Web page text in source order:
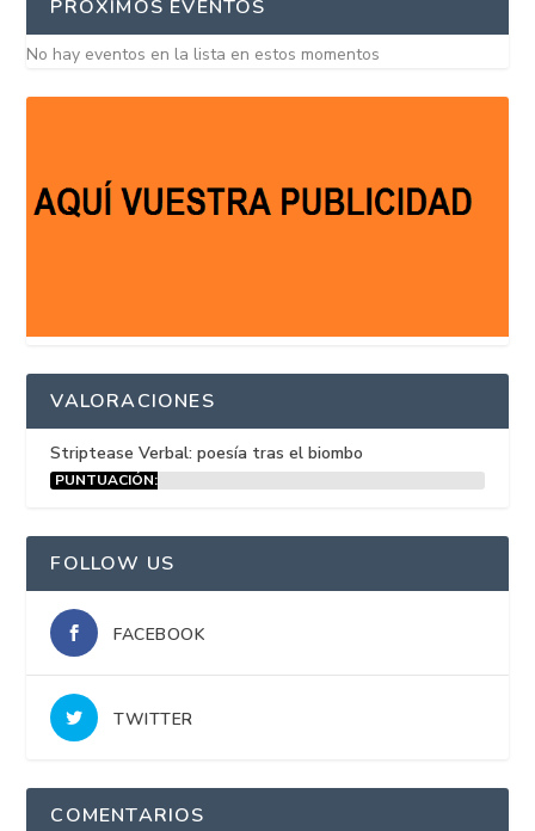
PRÓXIMOS EVENTOS
No hay eventos en la lista en estos momentos
VALORACIONES
Striptease Verbal: poesía tras el biombo
PUNTUACIÓN:
FOLLOW US
FACEBOOK
TWITTER
COMENTARIOS